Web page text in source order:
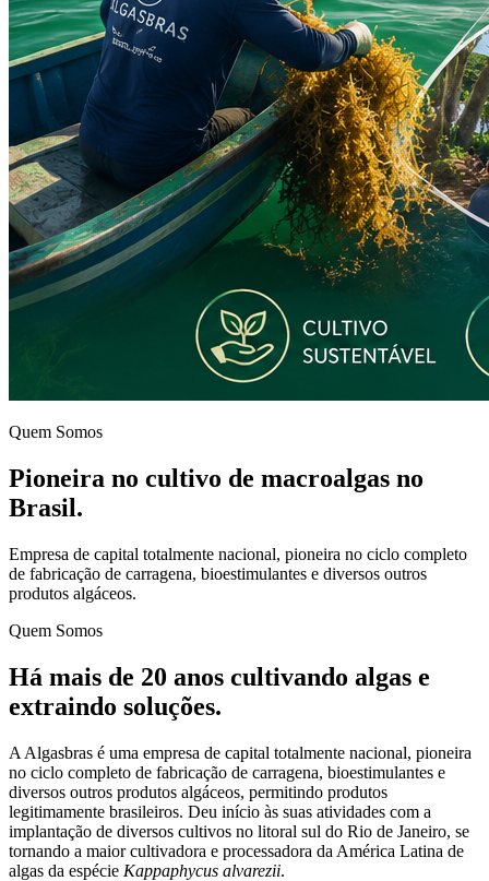
Quem Somos
Pioneira no cultivo de macroalgas no
Brasil.
Empresa de capital totalmente nacional, pioneira no ciclo completo
de fabricação de carragena, bioestimulantes e diversos outros
produtos algáceos.
Quem Somos
Há mais de 20 anos cultivando algas e
extraindo soluções.
A Algasbras é uma empresa de capital totalmente nacional, pioneira
no ciclo completo de fabricação de carragena, bioestimulantes e
diversos outros produtos algáceos, permitindo produtos
legitimamente brasileiros. Deu início às suas atividades com a
implantação de diversos cultivos no litoral sul do Rio de Janeiro, se
tornando a maior cultivadora e processadora da América Latina de
algas da espécie Kappaphycus alvarezii.